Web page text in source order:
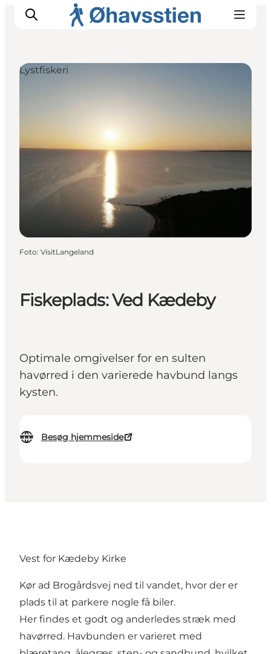
Planlægning
Fiskeplads: Ved Kædeby
Optimale omgivelser for en sulten
havørred i den varierede havbund langs
kysten.
Besøg hjemmeside
Lystfiskeri
Foto: VisitLangeland
Vest for Kædeby Kirke
Kør ad Brogårdsvej ned til vandet, hvor der er
plads til at parkere nogle få biler.
Her findes et godt og anderledes stræk med
havørred. Havbunden er varieret med